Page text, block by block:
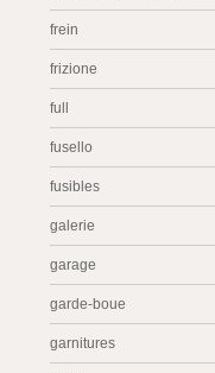
frein
frizione
full
fusello
fusibles
galerie
garage
garde-boue
garnitures